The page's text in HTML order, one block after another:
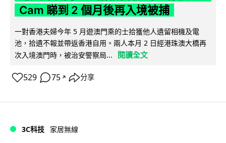
Cam 睇到 2 個月後再入境被捕
一對香港夫婦今年 5 月遊澳門乘的士拾獲他人遺留相機及電
池，拾遺不報並帶返香港自用。兩人本月 2 日經港珠澳大橋再
次入境澳門時，被治安警察局...
閱讀全文
529 75 ↗ 分享
3C科技 家居無線